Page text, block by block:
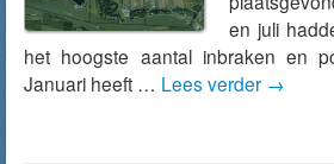
en juli
het hoogste aantal inbraken en
Januari heeft … Lees verder →